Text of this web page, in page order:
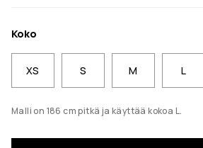
Koko
XS S M L
Malli on 186 cm pitkä ja käyttää kokoa L.